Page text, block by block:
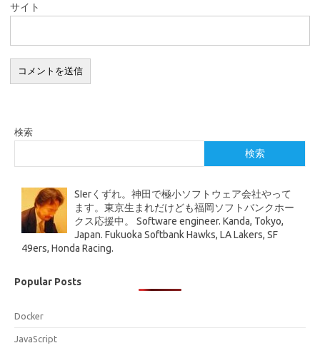
サイト
検索
検索
SIerくずれ。神田で極小ソフトウェア会社やって
ます。東京生まれだけども福岡ソフトバンクホー
クス応援中。 Software engineer. Kanda, Tokyo,
Japan. Fukuoka Softbank Hawks, LA Lakers, SF
49ers, Honda Racing.
Popular Posts
Docker
JavaScript